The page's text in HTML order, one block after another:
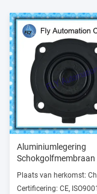
Aluminiumlegering
Schokgolfmembraan
Plaats van herkomst:
Certificering: CE, ISO9001